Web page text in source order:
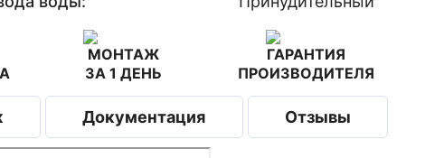
МОНТАЖ
ЗА 1 ДЕНЬ
ГАРАНТИЯ
ПРОИЗВОДИТЕЛЯ
Документация Отзывы